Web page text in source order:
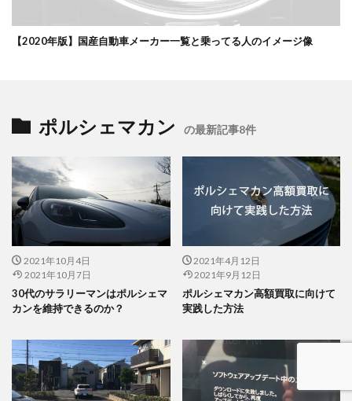
【2020年版】国産自動車メーカー一覧と乗ってる人のイメージ像
ポルシェマカン の最新記事8件
2021年10月4日
2021年10月7日
30代のサラリーマンはポルシェマ
カンを維持できるのか？
2021年4月12日
2021年9月12日
ポルシェマカン高額買取に向けて
実践した方法